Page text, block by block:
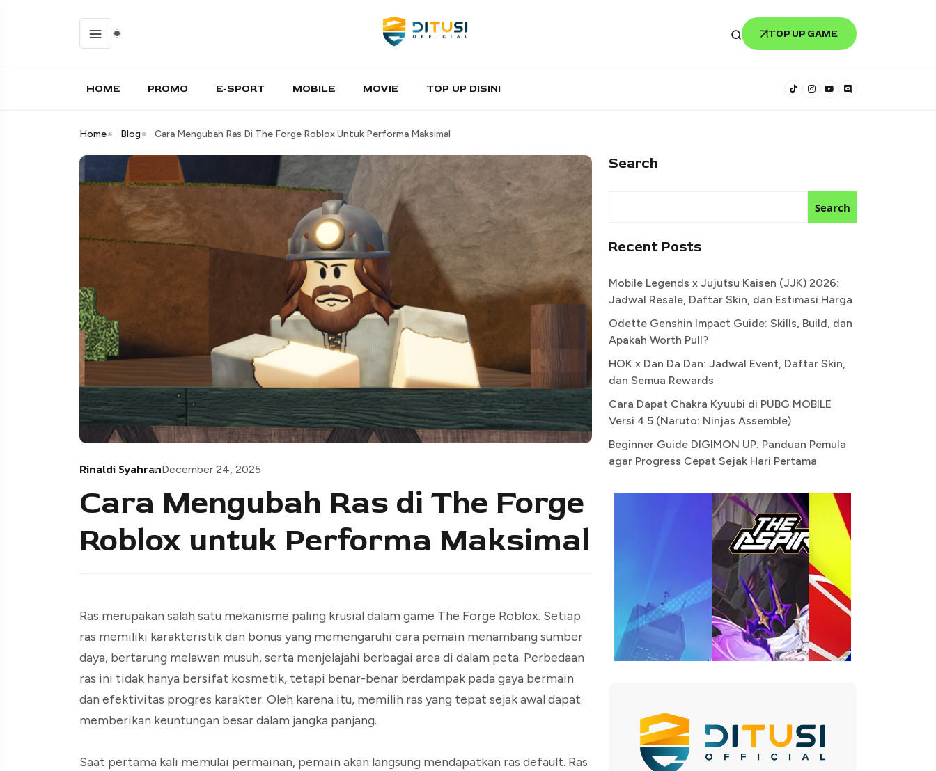
TOP UP GAME
HOME PROMO E-SPORT MOBILE MOVIE TOP UP DISINI
Home Blog Cara Mengubah Ras Di The Forge Roblox Untuk Performa Maksimal
Rinaldi SyahranDecember 24, 2025
Cara Mengubah Ras di The Forge
Roblox untuk Performa Maksimal
Ras merupakan salah satu mekanisme paling krusial dalam game The Forge Roblox. Setiap
ras memiliki karakteristik dan bonus yang memengaruhi cara pemain menambang sumber
daya, bertarung melawan musuh, serta menjelajahi berbagai area di dalam peta. Perbedaan
ras ini tidak hanya bersifat kosmetik, tetapi benar-benar berdampak pada gaya bermain
dan efektivitas progres karakter. Oleh karena itu, memilih ras yang tepat sejak awal dapat
memberikan keuntungan besar dalam jangka panjang.
Saat pertama kali memulai permainan, pemain akan langsung mendapatkan ras default. Ras
Search
Search
Recent Posts
Mobile Legends x Jujutsu Kaisen (JJK) 2026:
Jadwal Resale, Daftar Skin, dan Estimasi Harga
Odette Genshin Impact Guide: Skills, Build, dan
Apakah Worth Pull?
HOK x Dan Da Dan: Jadwal Event, Daftar Skin,
dan Semua Rewards
Cara Dapat Chakra Kyuubi di PUBG MOBILE
Versi 4.5 (Naruto: Ninjas Assemble)
Beginner Guide DIGIMON UP: Panduan Pemula
agar Progress Cepat Sejak Hari Pertama